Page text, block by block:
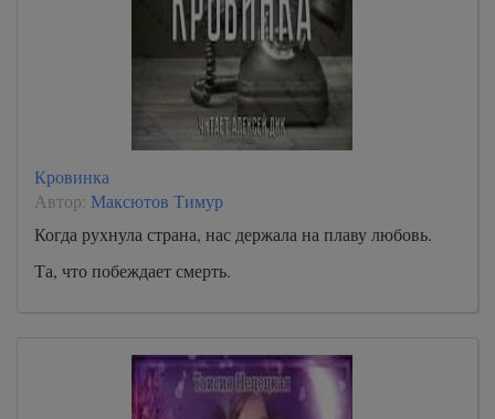
Кровинка
Автор: Максютов Тимур
Когда рухнула страна, нас держала на плаву любовь.
Та, что побеждает смерть.